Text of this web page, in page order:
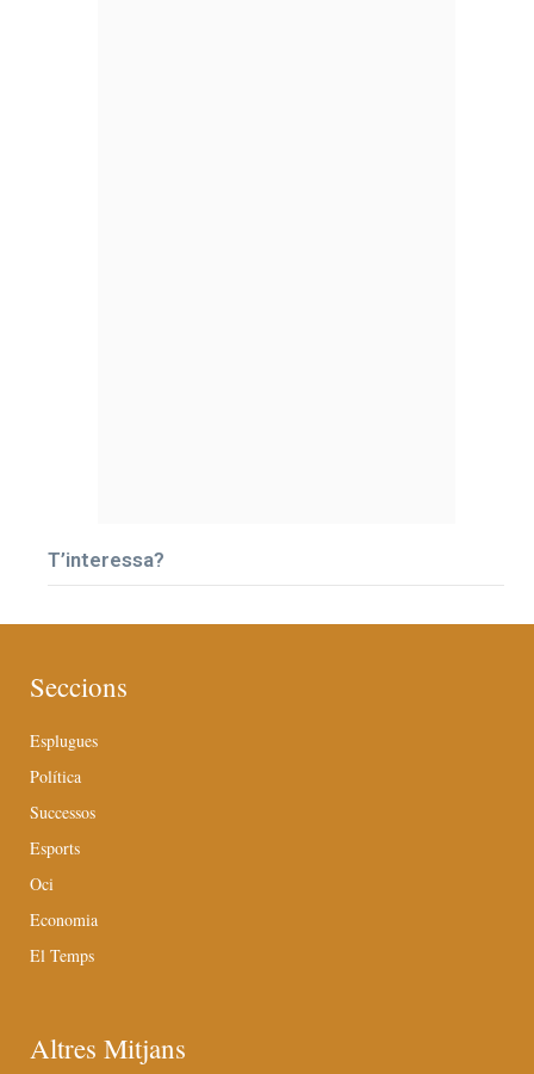
T’interessa?
Seccions
Esplugues
Política
Successos
Esports
Oci
Economia
El Temps
Altres Mitjans